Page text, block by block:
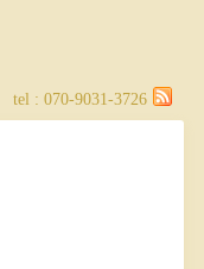
tel : 070-9031-3726